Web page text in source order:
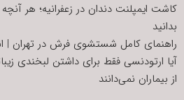
کاشت ایمپلنت دندان در زعفرانیه؛ هر
بدانید
راهنمای کامل شستشوی فرش در تهران |
آیا ارتودنسی فقط برای داشتن لبخندی
از بیماران نمی‌دانند